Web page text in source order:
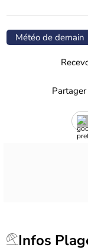
Météo de demain
Partager
Infos